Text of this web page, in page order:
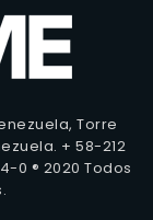
Torre
+ 58-212
0 ® 2020 Todos